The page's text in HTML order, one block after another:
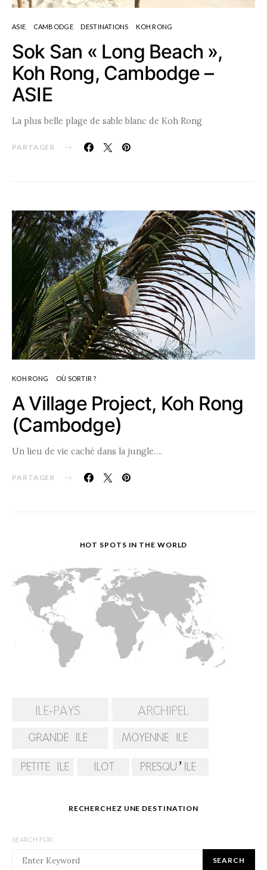
ASIE CAMBODGE DESTINATIONS KOH RONG
Sok San « Long Beach »,
Koh Rong, Cambodge –
ASIE
La plus belle plage de sable blanc de Koh Rong
PARTAGER
KOH RONG OÙ SORTIR ?
A Village Project, Koh Rong
(Cambodge)
Un lieu de vie caché dans la jungle….
PARTAGER
HOT SPOTS IN THE WORLD
RECHERCHEZ UNE DESTINATION
SEARCH FOR:
SEARCH